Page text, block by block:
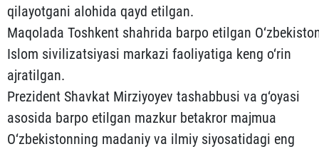
qilayotgani alohida qayd etilgan.
Maqolada Toshkent shahrida barpo etilgan
Islom sivilizatsiyasi markazi faoliyatiga keng o‘rin
ajratilgan.
Prezident Shavkat Mirziyoyev tashabbusi va g‘oyasi
asosida barpo etilgan mazkur betakror majmua
O‘zbekistonning madaniy va ilmiy siyosatidagi eng